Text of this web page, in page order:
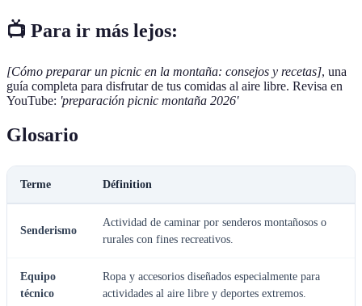
📺 Para ir más lejos:
[Cómo preparar un picnic en la montaña: consejos y recetas], una
guía completa para disfrutar de tus comidas al aire libre. Revisa en
YouTube: 'preparación picnic montaña 2026'
Glosario
Terme Définition
Senderismo
Actividad de caminar por senderos montañosos o
rurales con fines recreativos.
Equipo
técnico
Ropa y accesorios diseñados especialmente para
actividades al aire libre y deportes extremos.